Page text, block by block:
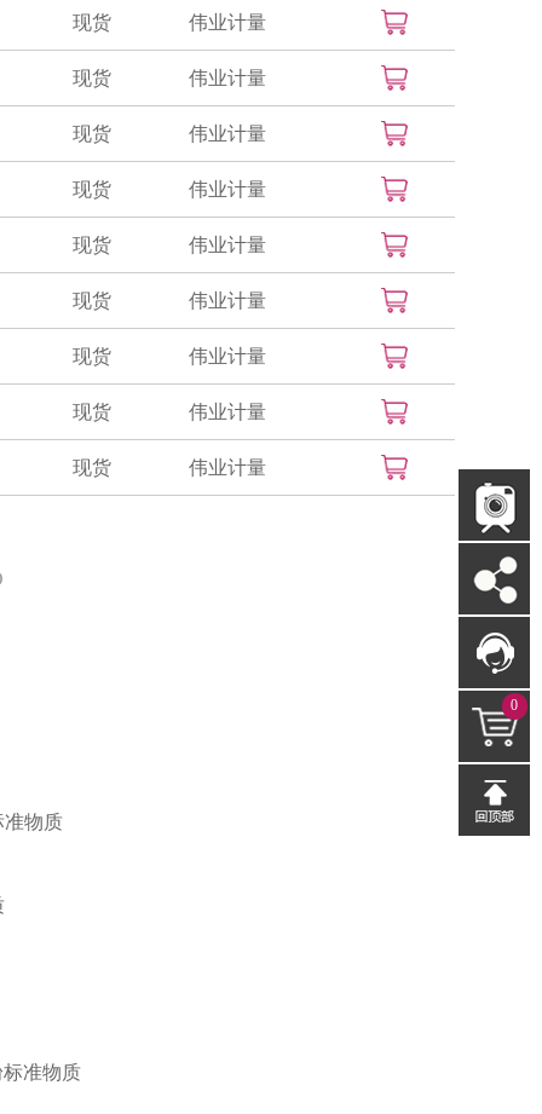
现货 伟业计量
现货 伟业计量
现货 伟业计量
现货 伟业计量
现货 伟业计量
现货 伟业计量
现货 伟业计量
现货 伟业计量
现货 伟业计量
准物质
准物质
0